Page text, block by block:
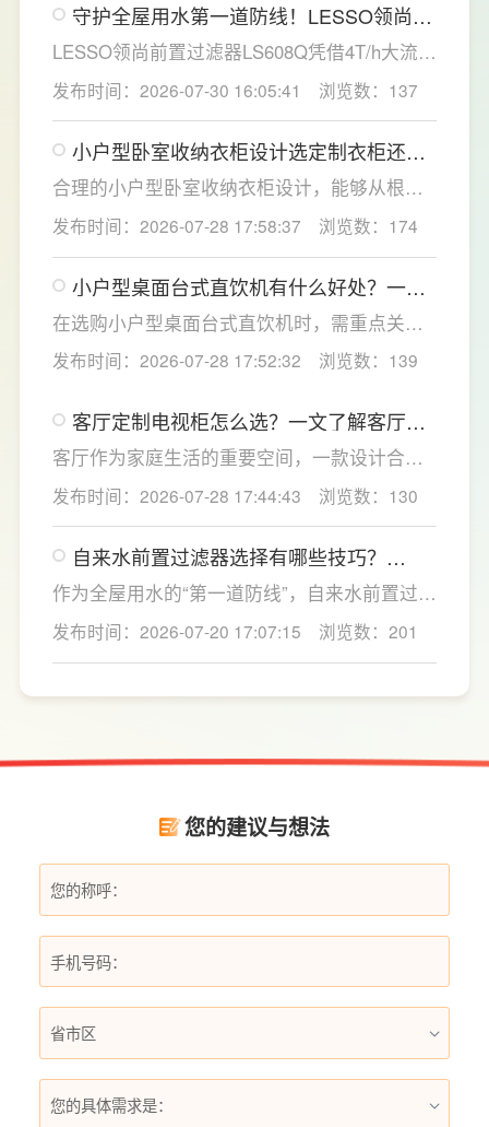
守护全屋用水第一道防线！LESSO领尚前
置过滤器重塑家庭净水新标准
LESSO领尚前置过滤器LS608Q凭借4T/h大流
量、40微米高效精滤、创新虹吸反冲洗技术及
智能水压监控四大核心优势，为家庭用水安全
提供了全方位的解决方案。
发布时间：2026-07-30 16:05:41 浏览数：137
小户型卧室收纳衣柜设计选定制衣柜还是
成品衣柜好？要注意什么？
合理的小户型卧室收纳衣柜设计，能够从根源
解决小户型卧室收纳难题，提升居家舒适感。
LESSO领尚深耕人居空间规划，针对小户型痛
点优化衣柜收纳结构，兼顾空间利用、环保品
质与全屋美学统一，打造实用美观的卧室收纳
方案，为小户型家庭打造整洁通透的休憩空
发布时间：2026-07-28 17:58:37 浏览数：174
小户型桌面台式直饮机有什么好处？一文
了解台式直饮机选购全攻略
在选购小户型桌面台式直饮机时，需重点关注
过滤能力、节水性能、智能体验与安全配置，
更能适配小户型高频日常使用。首先优先选择
备，能够深度净化水质，有效滤除水中重金
属、残留杂质与有害微生物，从源头保障饮水
发布时间：2026-07-28 17:52:32 浏览数：139
客厅定制电视柜怎么选？一文了解客厅定
制电视柜的尺寸布局设计
客厅作为家庭生活的重要空间，一款设计合理
的客厅定制电视柜不仅能够提升家居颜值，更
能让日常收纳和使用更加便捷。LESSO领尚深
耕整家定制领域，围绕不同户型和家庭需求，
提供客厅定制电视柜及一站式整家解决方案，
从设计、选材到功能规划进行科学布局，兼顾
有品质的理想家居生活。
发布时间：2026-07-28 17:44:43 浏览数：130
自来水前置过滤器选择有哪些技巧？
LESSO领尚提供一站式净水方案
作为全屋用水的“第一道防线”，自来水前置过滤
器能够有效拦截自来水中的泥沙、铁锈、红虫
等大颗粒杂质，不仅能提升日常用水的洁净
度，还能为后端净水设备及涉水家电提供保
护。LESSO领尚前置过滤器 LS801Q（升级
发布时间：2026-07-20 17:07:15 浏览数：201
您的建议与想法
您的具体需求是：